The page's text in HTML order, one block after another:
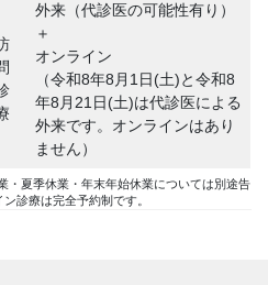
外来（代診医の可能性有り）
＋
オンライン
（令和8年8月1日(土)と令和8
年8月21日(土)は代診医による
外来です。オンラインはあり
ません）
・夏季休業・年末年始休業については別途告
診療は完全予約制です。